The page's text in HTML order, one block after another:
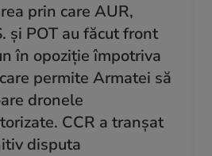
prin care AUR,
și POT au făcut front
în opoziție împotriva
permite Armatei să
dronele
CCR a tranșat
disputa